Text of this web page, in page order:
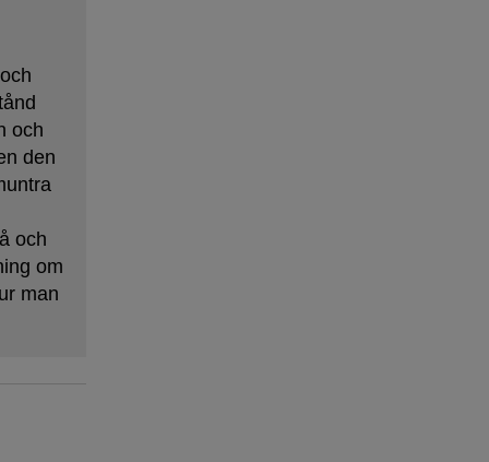
och
den
och
om
man